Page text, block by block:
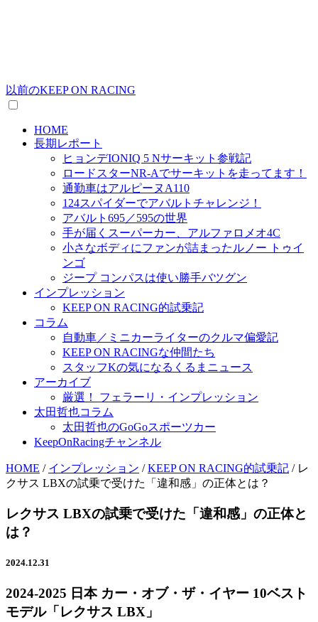
以前のKEEP ON RACING
HOME
長期レポート
ヒョンデIONIQ 5 Nサーキット参戦記
ロードスターNR-Aでサーキットを走ってます！
通勤車はアルピーヌA110
124スパイダーでアバルトチャレンジ！
アバルト695／595の世界
手が届くスーパーカー、アルファロメオ4C
小さなボディにファンが詰まったルノー トゥイ
ンゴ
ジープ コンパスは使い勝手バツグン
インプレッション
KEEP ON RACING的試乗記
コラム
自動車／ミニカーライターのクルマ偏愛記
KEEP ON RACINGな仲間たち
スタッフKの気になるくるまニュース
アーカイブ
厳選！ フェラーリ・インプレッション
太田哲也コラム
太田哲也のGoGoスポーツカー
KeepOnRacingチャンネル
HOME / インプレッション /KEEP ON RACING的試乗記 / レ
クサス LBXの試乗で受けた「違和感」の正体とは？
レクサス LBXの試乗で受けた「違和感」の正体と
は？
2024.12.31
2024-2025 日本 カー・オブ・ザ・イヤー 10ベスト
モデル「レクサス LBX」